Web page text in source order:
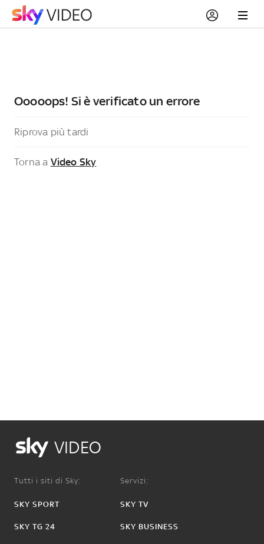
Ooooops! Si è verificato un errore
Riprova più tardi
Torna a Video Sky
VIDEO
Tutti i siti di Sky:
SKY SPORT
SKY TG 24
Servizi:
SKY TV
SKY BUSINESS